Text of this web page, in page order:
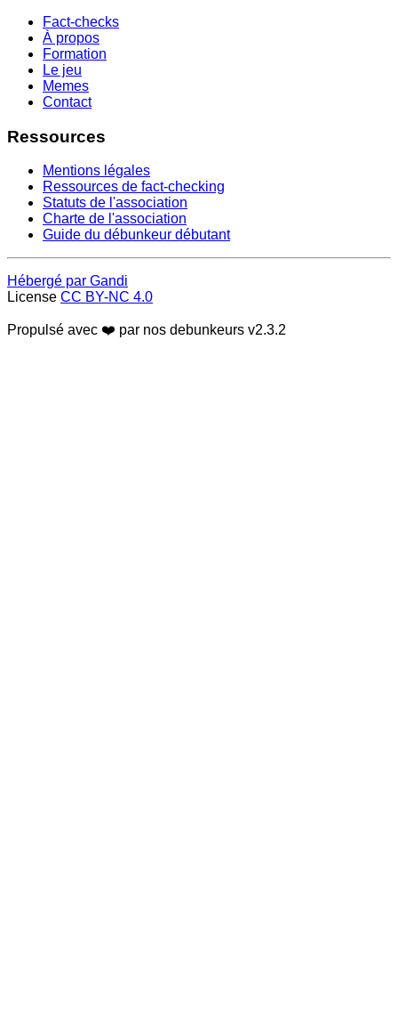
Fact-checks
À propos
Formation
Le jeu
Memes
Contact
Ressources
Mentions légales
Ressources de fact-checking
Statuts de l'association
Charte de l'association
Guide du débunkeur débutant
Hébergé par Gandi
License CC BY-NC 4.0
Propulsé avec ❤️ par nos debunkeurs v2.3.2